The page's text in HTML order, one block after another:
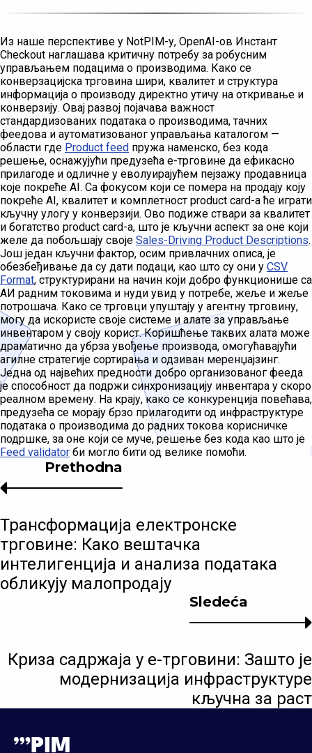
Из наше перспективе у NotPIM-у, OpenAI-ов Инстант
Checkout наглашава критичну потребу за робусним
управљањем подацима о производима. Како се
конверзацијска трговина шири, квалитет и структура
информација о производу директно утичу на откривање и
конверзију. Овај развој појачава важност
стандардизованих података о производима, тачних
феедова и аутоматизованог управљања каталогом —
области где Product feed пружа наменско, без кода
решење, оснажујући предузећа е-трговине да ефикасно
прилагоде и одличне у еволуирајућем пејзажу продавница
које покреће AI. Са фокусом који се помера на продају коју
покреће AI, квалитет и комплетност product card-а ће играти
кључну улогу у конверзији. Ово подиже ствари за квалитет
и богатство product card-а, што је кључни аспект за оне који
желе да побољшају своје Sales-Driving Product Descriptions.
Још један кључни фактор, осим привлачних описа, је
обезбеђивање да су дати подаци, као што су они у CSV
Format, структурирани на начин који добро функционише са
АИ радним токовима и нуди увид у потребе, жеље и жеље
потрошача. Како се трговци упуштају у агентну трговину,
могу да искористе своје системе и алате за управљање
инвентаром у своју корист. Коришћење таквих алата може
драматично да убрза увођење производа, омогућавајући
агилне стратегије сортирања и одзиван меренџајзинг.
Једна од највећих предности добро организованог фееда
је способност да подржи синхронизацију инвентара у скоро
реалном времену. На крају, како се конкуренција повећава,
предузећа се морају брзо прилагодити од инфраструктуре
података о производима до радних токова корисничке
подршке, за оне који се муче, решење без кода као што је
Feed validator би могло бити од велике помоћи.
Sledeća
Криза садржаја у е-трговини: Зашто је
модернизација инфраструктуре
кључна за раст
Prethodna
Трансформација електронске
трговине: Како вештачка
интелигенција и анализа података
обликују малопродају